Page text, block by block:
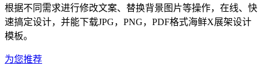
根据不同需求进行修改文案、替换背景图片等操作，在线、快
速搞定设计，并能下载JPG，PNG，PDF格式海鲜X展架设计
模板。
为您推荐